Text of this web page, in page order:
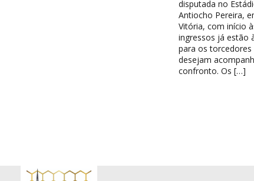
disputada no
Antiocho Pereira,
Vitória, com início
ingressos já estão
para os torcedores
desejam
confronto. Os […]